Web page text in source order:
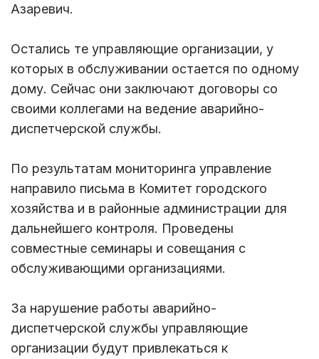
Азаревич.
Остались те управляющие организации, у
которых в обслуживании остается по одному
дому. Сейчас они заключают договоры со
своими коллегами на ведение аварийно-
диспетчерской службы.
По результатам мониторинга управление
направило письма в Комитет городского
хозяйства и в районные администрации для
дальнейшего контроля. Проведены
совместные семинары и совещания с
обслуживающими организациями.
За нарушение работы аварийно-
диспетчерской службы управляющие
организации будут привлекаться к